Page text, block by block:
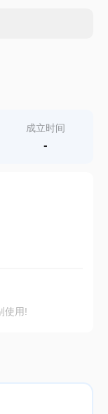
成立时间
-
使用!